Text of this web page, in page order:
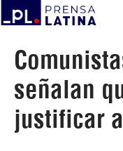
señalan
justificar